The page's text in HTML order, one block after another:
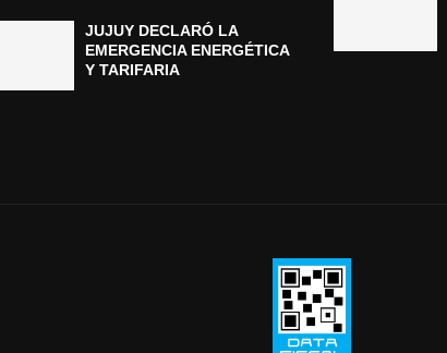
JUJUY DECLARÓ LA
EMERGENCIA ENERGÉTICA
Y TARIFARIA